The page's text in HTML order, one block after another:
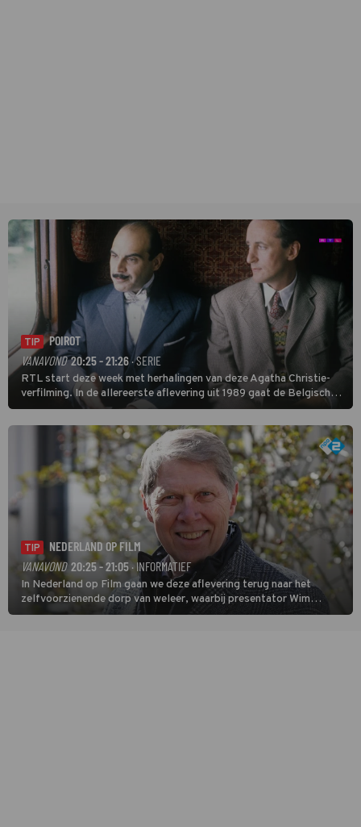
TIP
POIROT
VANAVOND 20:25 - 21:26 · SERIE
RTL start deze week met herhalingen van deze Agatha Christie-
verfilming. In de allereerste aflevering uit 1989 gaat de Belgische
speurder op zoek naar een vermiste kok. Poirot raakt al snel
verwikkeld in een moordzaak. (HH)
TIP
NEDERLAND OP FILM
VANAVOND 20:25 - 21:05· INFORMATIEF
In Nederland op Film gaan we deze aflevering terug naar het
zelfvoorzienende dorp van weleer, waarbij presentator Wim
Daniëls de kijkers meeneemt op reis door de tijd aan de hand van